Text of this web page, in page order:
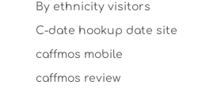
By ethnicity visitors
C-date hookup date site
caffmos mobile
caffmos review